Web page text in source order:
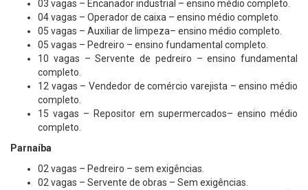
03 vagas – Encanador industrial – ensino médio completo.
04 vagas – Operador de caixa – ensino médio completo.
05 vagas – Auxiliar de limpeza– ensino médio completo.
05 vagas – Pedreiro – ensino fundamental completo.
10 vagas – Servente de pedreiro – ensino fundamental
completo.
12 vagas – Vendedor de comércio varejista – ensino médio
completo.
15 vagas – Repositor em supermercados– ensino médio
completo.
Parnaíba
02 vagas – Pedreiro – sem exigências.
02 vagas – Servente de obras – Sem exigências.